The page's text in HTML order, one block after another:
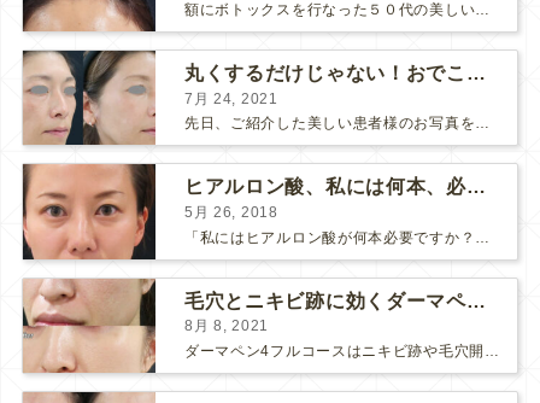
額にボトックスを行なった５０代の美しい女性です。 エイジングとともに横ジワが目立つようになって、 キメが乱れてツヤが無くなってきます。 ボトックスを額に注射すると 横ジワが目立たなくな...
丸くするだけじゃない！おでこのヒアルロン酸注射
7月 24, 2021
先日、ご紹介した美しい患者様のお写真を使わせていただいて、おでこのヒアルロン酸注射について説明します。 （≫ 写真の患者様の経過はこちら『２年間で若返って綺麗になられた患者様』） なぜおでこに...
ヒアルロン酸、私には何本、必要ですか？
5月 26, 2018
毛穴とニキビ跡に効くダーマペン４フルコース
8月 8, 2021
ダーマペン4フルコースはニキビ跡や毛穴開きで悩まれている方に自信を持ってお勧めできる美肌治療です。 ↑ ダーマペン4フルコースを4回行いました。 ニキビ跡と毛穴開きが改善して肌のキメが整いまし...